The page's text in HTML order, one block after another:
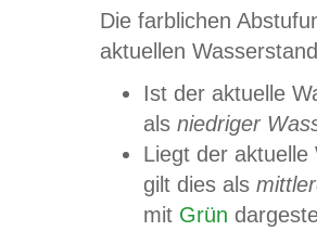
Die farblichen
aktuellen
Ist der aktuelle
als niedriger
Liegt der
gilt dies als
mit Grün